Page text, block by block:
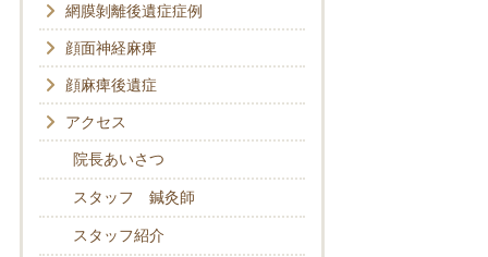
網膜剝離後遺症症例
顔面神経麻痺
顔麻痺後遺症
アクセス
院長あいさつ
スタッフ 鍼灸師
スタッフ紹介